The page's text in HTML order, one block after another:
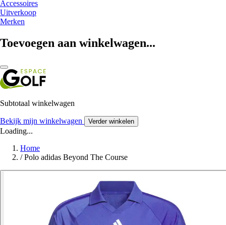
Accessoires
Uitverkoop
Merken
Toevoegen aan winkelwagen...
Subtotaal winkelwagen
Bekijk mijn winkelwagen Verder winkelen
Loading...
Home
/ Polo adidas Beyond The Course